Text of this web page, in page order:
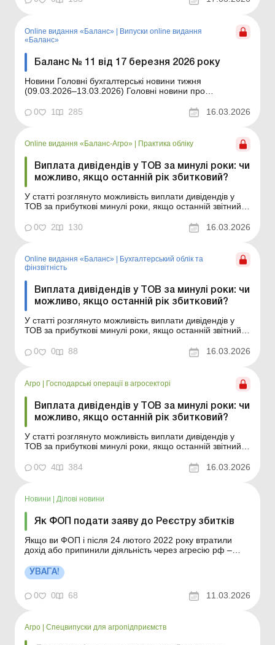
ознайомлю вас із темами статей, опублікованих цього
нормативу і...
Online видання «Баланс» | Випуски online видання
«Баланс»
Баланс № 11 від 17 березня 2026 року
Новини Головні бухгалтерські новини тижня
(09.03.2026–13.03.2026) Головні новини про
щодня Зміст номеру Юридичні консультації Читати Чи
може ДПС вимагати від платника податків проведення
0 1 285 16.03.2026
Online видання «Баланс-Агро» Практика обліку
Виплата дивідендів у ТОВ за минулі роки: чи
можливо, якщо останній рік збитковий?
У статті розглянуто можливість виплати дивідендів у
ТОВ за прибуткові минулі роки, якщо останній звітний
року Товариства з обмеженою відповідальністю
створюються для здійснення підприємницької
0 2 130 16.03.2026
Online видання «Баланс»
Бухгалтерський облік та
фінзвітність
Виплата дивідендів у ТОВ за минулі роки: чи
можливо, якщо останній рік збитковий?
У статті розглянуто можливість виплати дивідендів у
ТОВ за прибуткові минулі роки, якщо останній звітний
Товариства з обмеженою відповідальністю
створюються для здійснення підприємницької
подальшого...
0 0 88 16.03.2026
Агро | Господарські операції в агросекторі
Виплата дивідендів у ТОВ за минулі роки: чи
можливо, якщо останній рік збитковий?
У статті розглянуто можливість виплати дивідендів у
ТОВ за прибуткові минулі роки, якщо останній звітний
відповідальністю створюються для здійснення
підприємницької діяльності з метою отримання
учасниками. Однак у їхні...
0 4 384 16.03.2026
Новини | Ділові новини
Як ФОП подати заяву до Реєстру збитків
Якщо ви ФОП і після 24 лютого 2022 року втратили
дохід або припинили діяльність через агресію рф –
порталі «Дія» у новій категорії А3.5 «Втрата приватного
підприємництва». Більше за темою: Ракета пошкодила,
УВАГА!
0 0 68 11.03.2026
Агро Спецвипуски для агропідприємств